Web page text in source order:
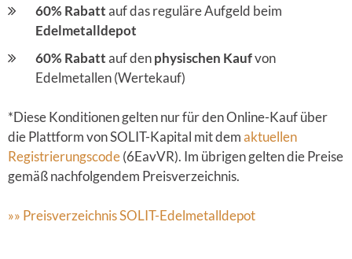
60% Rabattauf das reguläre Aufgeld beim
Edelmetalldepot
60% Rabattauf denphysischen Kaufvon
Edelmetallen (Wertekauf)
*Diese Konditionen gelten nur für den Online-Kauf über
die Plattform von SOLIT-Kapital mit demaktuellen
Registrierungscode(6EavVR). Im übrigen gelten die Preise
gemäß nachfolgendem Preisverzeichnis.
»» Preisverzeichnis SOLIT-Edelmetalldepot